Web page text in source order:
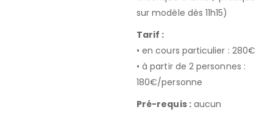
sur modèle dès 11h15)
Tarif :
• en cours particulier : 280€
• à partir de 2 personnes :
180€/personne
Pré-requis :aucun